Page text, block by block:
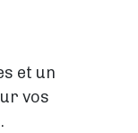
et un
vos